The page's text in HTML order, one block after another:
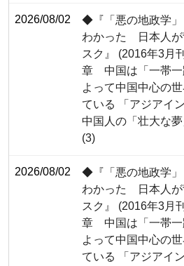
2026/08/02
◆『「悪の地政学
わかった 日本人が
スク』 (2016年3月
章 中国は「一帯一
よって中国中心の
ている 「アジアイ
中国人の「壮大な
(3)
2026/08/02
◆『「悪の地政学
わかった 日本人が
スク』 (2016年3月
章 中国は「一帯一
よって中国中心の
ている 「アジアイ